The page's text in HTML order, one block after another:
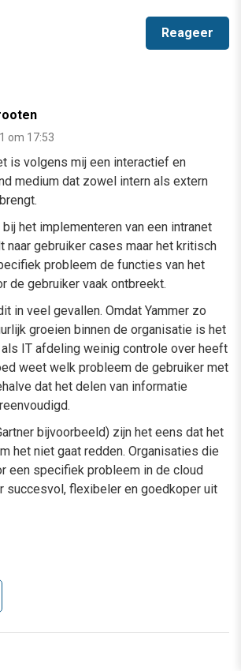
om 17:53
is volgens mij een interactief en
medium dat zowel intern als extern
het implementeren van een intranet
naar gebruiker cases maar het kritisch
probleem de functies van het
de gebruiker vaak ontbreekt.
in veel gevallen. Omdat Yammer zo
groeien binnen de organisatie is het
IT afdeling weinig controle over heeft
weet welk probleem de gebruiker met
dat het delen van informatie
bijvoorbeeld) zijn het eens dat het
het niet gaat redden. Organisaties die
een specifiek probleem in de cloud
succesvol, flexibeler en goedkoper uit